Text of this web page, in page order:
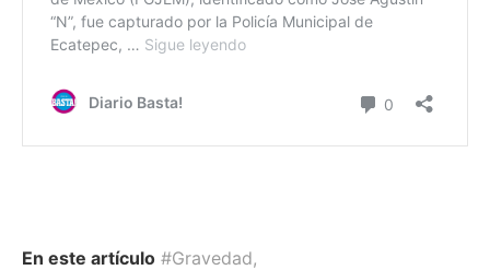
En este artículo #Gravedad,